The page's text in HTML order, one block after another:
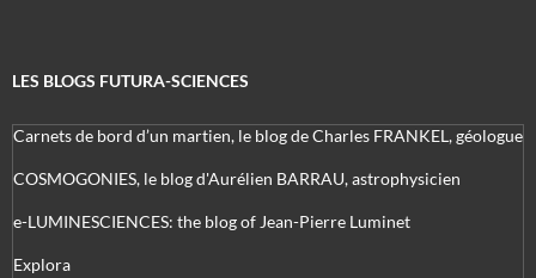
LES BLOGS FUTURA-SCIENCES
Carnets de bord d’un martien, le blog de Charles FRANKEL, géologue
COSMOGONIES, le blog d'Aurélien BARRAU, astrophysicien
e-LUMINESCIENCES: the blog of Jean-Pierre Luminet
Explora